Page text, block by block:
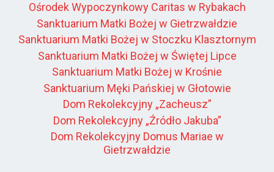
Ośrodek Wypoczynkowy Caritas w Rybakach
Sanktuarium Matki Bożej w Gietrzwałdzie
Sanktuarium Matki Bożej w Stoczku Klasztornym
Sanktuarium Matki Bożej w Świętej Lipce
Sanktuarium Matki Bożej w Krośnie
Sanktuarium Męki Pańskiej w Głotowie
Dom Rekolekcyjny „Zacheusz”
Dom Rekolekcyjny „Źródło Jakuba”
Dom Rekolekcyjny Domus Mariae w
Gietrzwałdzie